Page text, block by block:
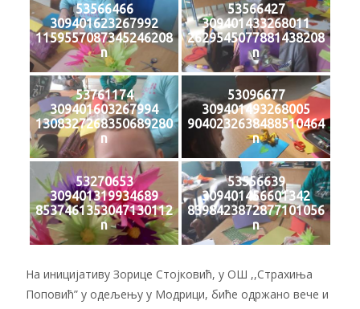
53566466
309401623267992
1159557087345246208
n
53566427
309401433268011
2629545077881438208
n
53761174
309401603267994
1308327268350689280
n
53096677
309401493268005
9040232638488510464
n
53270653
309401319934689
8537461353047130112
n
53556639
309401456601342
8398423872877101056
n
На иницијативу Зорице Стојковић, у ОШ ,,Страхиња
Поповић” у одељењу у Модрици, биће одржано вече и